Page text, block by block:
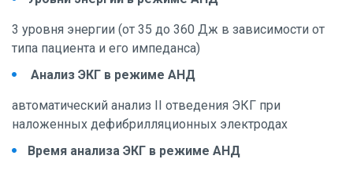
3 уровня энергии (от 35 до 360 Дж в зависимости от
типа пациента и его импеданса)
Анализ ЭКГ в режиме АНД
автоматический анализ II отведения ЭКГ при
наложенных дефибрилляционных электродах
Время анализа ЭКГ в режиме АНД